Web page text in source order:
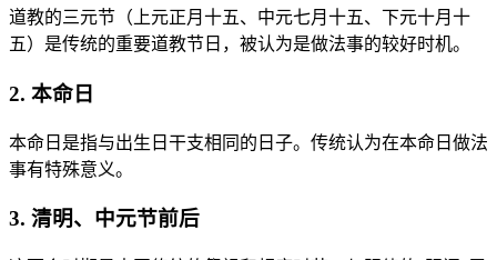
道教的三元节（上元正月十五、中元七月十五、下元十月十
五）是传统的重要道教节日，被认为是做法事的较好时机。
2. 本命日
本命日是指与出生日干支相同的日子。传统认为在本命日做法
事有特殊意义。
3. 清明、中元节前后